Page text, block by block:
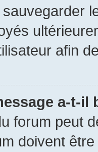
afin
a-t-il
forum peut
doivent